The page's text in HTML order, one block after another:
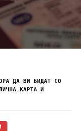
ДА ВИ БИДАТ СО
КАРТА И